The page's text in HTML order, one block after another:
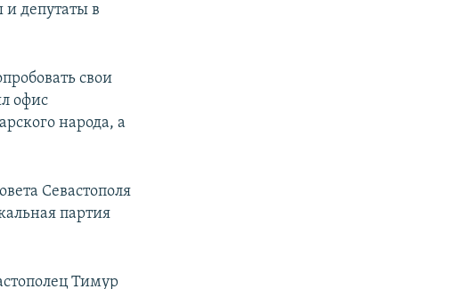
и депутаты в
свои
офис
народа, а
Севастополя
партия
Тимур